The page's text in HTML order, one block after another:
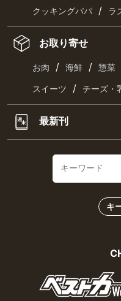
クッキングパパ / ラ
お取り寄せ
お肉 / 海鮮 / 惣菜
スイーツ / チーズ・
最新刊
キ